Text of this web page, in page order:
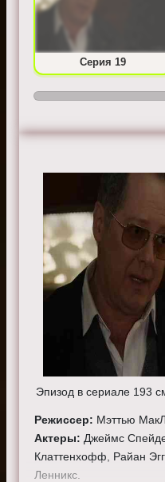
Серия 19
Эпизод в сериале 193
Режиссер: Мэттью
Актеры: Джеймс
Клаттенхофф, Райан
Ленникс.